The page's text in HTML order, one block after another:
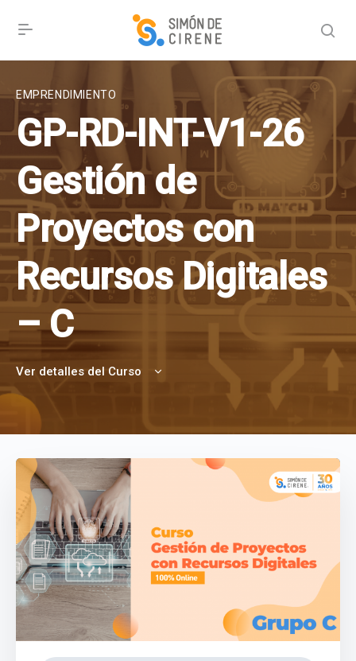
EMPRENDIMIENTO
GP-RD-INT-V1-26
Gestión de
Proyectos con
Recursos Digitales
– C
Ver detalles del Curso